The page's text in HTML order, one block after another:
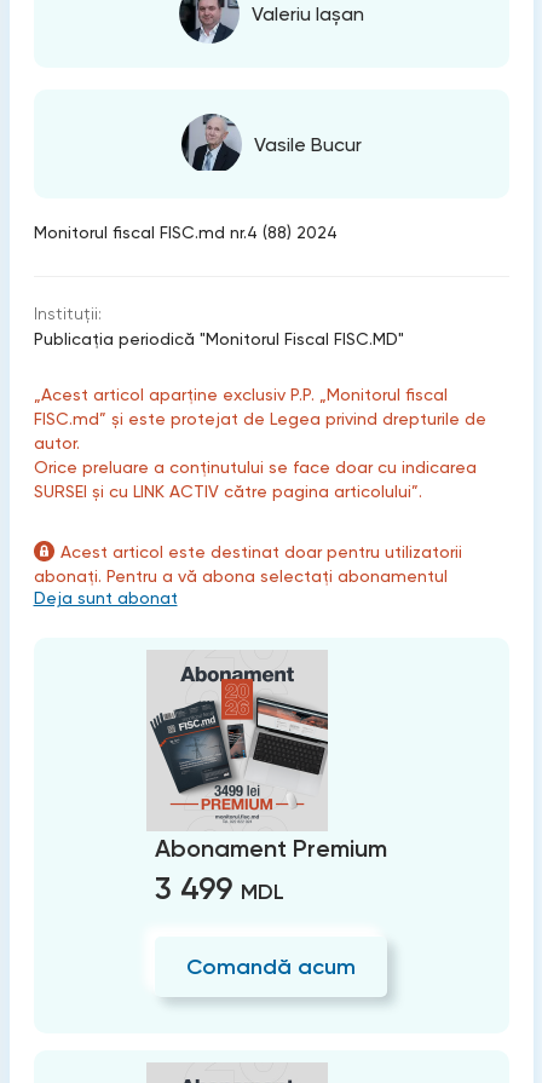
Valeriu Iașan
Vasile Bucur
Monitorul fiscal FISC.md nr.4 (88) 2024
Instituții:
Publicaţia periodică "Monitorul Fiscal FISC.MD"
„Acest articol aparține exclusiv P.P. „Monitorul fiscal
FISC.md” și este protejat de Legea privind drepturile de
autor.
Orice preluare a conținutului se face doar cu indicarea
SURSEI și cu LINK ACTIV către pagina articolului”.
Acest articol este destinat doar pentru utilizatorii
abonați. Pentru a vă abona selectați abonamentul
Deja sunt abonat
Abonament Premium
3 499 MDL
Comandă acum